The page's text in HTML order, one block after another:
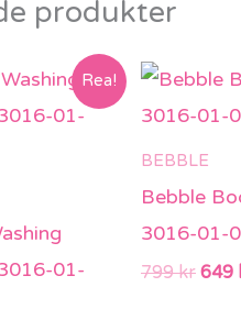
produkter
Rea!
01-
BEBBLE
Bebble
3016-01-
799kr
Det
799
649